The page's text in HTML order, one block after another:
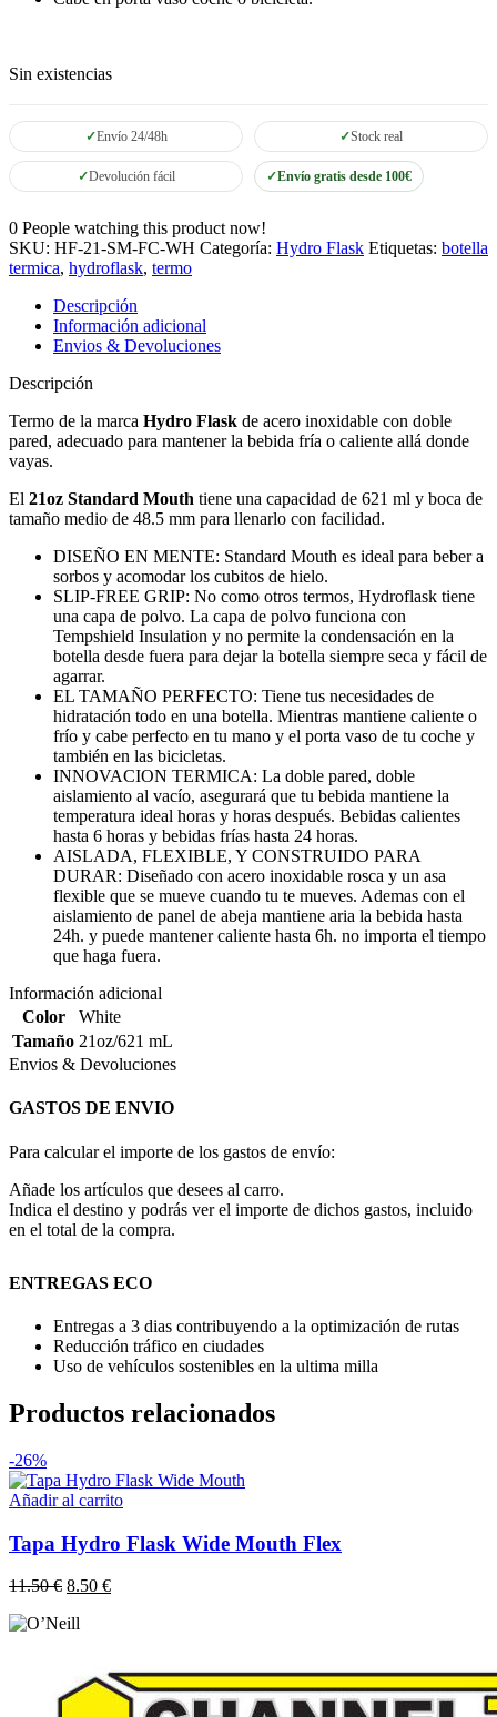
Sin existencias
Envío 24/48h Stock real
Devolución fácil Envío gratis desde 100€
0 People watching this product now!
SKU: HF-21-SM-FC-WH Categoría: Hydro Flask Etiquetas: botella
termica, hydroflask, termo
Descripción
Información adicional
Envios & Devoluciones
Descripción
Termo de la marca Hydro Flask de acero inoxidable con doble
pared, adecuado para mantener la bebida fría o caliente allá donde
vayas.
El 21oz Standard Mouth tiene una capacidad de 621 ml y boca de
tamaño medio de 48.5 mm para llenarlo con facilidad.
DISEÑO EN MENTE: Standard Mouth es ideal para beber a
sorbos y acomodar los cubitos de hielo.
SLIP-FREE GRIP: No como otros termos, Hydroflask tiene
una capa de polvo. La capa de polvo funciona con
Tempshield Insulation y no permite la condensación en la
botella desde fuera para dejar la botella siempre seca y fácil de
agarrar.
EL TAMAÑO PERFECTO: Tiene tus necesidades de
hidratación todo en una botella. Mientras mantiene caliente o
frío y cabe perfecto en tu mano y el porta vaso de tu coche y
también en las bicicletas.
INNOVACION TERMICA: La doble pared, doble
aislamiento al vacío, asegurará que tu bebida mantiene la
temperatura ideal horas y horas después. Bebidas calientes
hasta 6 horas y bebidas frías hasta 24 horas.
AISLADA, FLEXIBLE, Y CONSTRUIDO PARA
DURAR: Diseñado con acero inoxidable rosca y un asa
flexible que se mueve cuando tu te mueves. Ademas con el
aislamiento de panel de abeja mantiene aria la bebida hasta
24h. y puede mantener caliente hasta 6h. no importa el tiempo
que haga fuera.
Información adicional
Color
White
Tamaño 21oz/621 mL
Envios & Devoluciones
GASTOS DE ENVIO
Para calcular el importe de los gastos de envío:
Añade los artículos que desees al carro.
Indica el destino y podrás ver el importe de dichos gastos, incluido
en el total de la compra.
ENTREGAS ECO
Entregas a 3 dias contribuyendo a la optimización de rutas
Reducción tráfico en ciudades
Uso de vehículos sostenibles en la ultima milla
Productos relacionados
-26%
Añadir al carrito
Tapa Hydro Flask Wide Mouth Flex
11.50€ El
original
8.50 €El